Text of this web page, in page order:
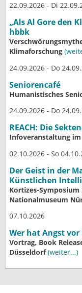
22.09.2026 - Di
„Als Al Gore den
hbbk
Klimaforschung
24.09.2026 - Do
Seniorencafé
Humanistisches
24.09.2026 - Do
REACH: Die
Infoveranstaltung
02.10.2026 - So
Der Geist in der
Künstlichen
Kortizes-Symposium
Nationalmuseum
07.10.2026
Wer hat Angst vor
Vortrag, Book
Düsseldorf(weiter...)